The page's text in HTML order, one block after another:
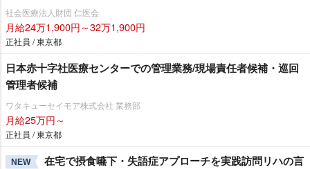
社会医療法人財団 仁医会
月給24万1,900円～32万1,900円
正社員 / 東京都
日本赤十字社医療センターでの管理業務/現場責任者候補・巡回
管理者候補
ワタキューセイモア株式会社 業務部
月給25万円～
正社員 / 東京都
NEW 在宅で摂食嚥下・失語症アプローチを実践訪問リハの言